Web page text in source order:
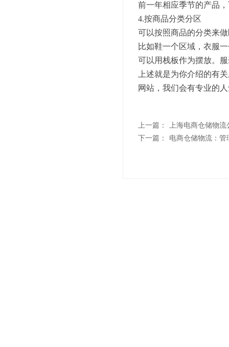
前一年相应季节的产品
4.按商品分类分区
可以按照商品的分类来
比如鞋一个区域，衣服
可以用栈板作为摆放。
上述就是为你介绍的有
网站，我们会有专业的
上一篇：
上海电商仓储物流
下一篇：
电商仓储物流：